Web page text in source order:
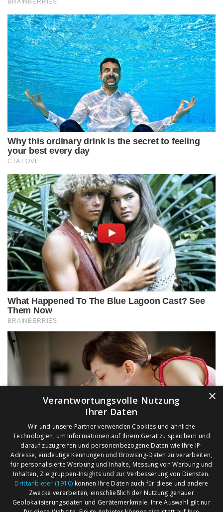
×
Verantwortungsvolle Nutzung
Ihrer Daten
Wir und unsere Partner verwenden Cookies und ähnliche
Technologien, um Informationen auf Ihrem Gerät zu speichern und
darauf zuzugreifen und personenbezogene Daten wie Ihre IP-
Adresse, eindeutige Kennungen und Browsing-Daten zu verarbeiten,
für personalisierte Werbung und Inhalte, Messung von Werbung und
Inhalten, Zielgruppen-Insights und zur Verbesserung von Diensten.
Drittanbieter (1910) können Ihre Daten auch für diese und andere
Zwecke verarbeiten, einschließlich der Nutzung genauer
Geolokalisierungsdaten und Gerätemerkmale. Ihre Auswahl gilt nur